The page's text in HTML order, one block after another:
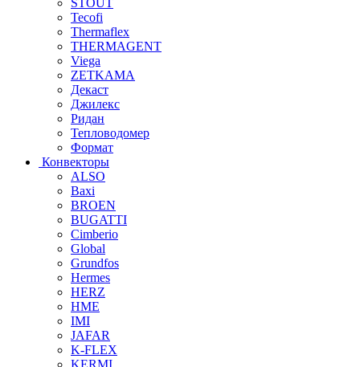
Tecofi
Thermaflex
THERMAGENT
Viega
ZETKAMA
Декаст
Джилекс
Ридан
Тепловодомер
Формат
Конвекторы
ALSO
Baxi
BROEN
BUGATTI
Cimberio
Global
Grundfos
Hermes
HERZ
HME
IMI
JAFAR
K-FLEX
KERMI